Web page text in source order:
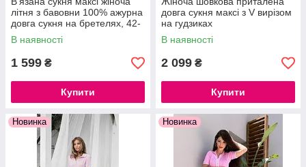
літня з бавовни 100% ажурна
довга сукня на бретелях, 42-
46
В наявності
1 599 ₴
Купити
довга сукня максі з V вирізом
на гудзиках
В наявності
2 099 ₴
Купити
Новинка Новинка